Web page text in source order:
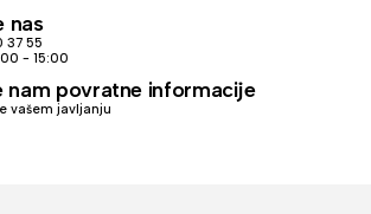
nas
37 55
- 15:00
nam povratne informacije
vašem javljanju